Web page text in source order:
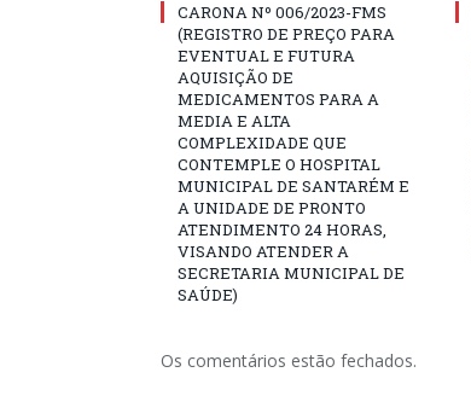
CARONA Nº 006/2023-FMS
(REGISTRO DE PREÇO PARA
EVENTUAL E FUTURA
AQUISIÇÃO DE
MEDICAMENTOS PARA A
MEDIA E ALTA
COMPLEXIDADE QUE
CONTEMPLE O HOSPITAL
MUNICIPAL DE SANTARÉM E
A UNIDADE DE PRONTO
ATENDIMENTO 24 HORAS,
VISANDO ATENDER A
SECRETARIA MUNICIPAL DE
SAÚDE)
Os comentários estão fechados.